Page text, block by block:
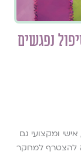
נפגשים
ומקצועי גם
להצטרף למחקר